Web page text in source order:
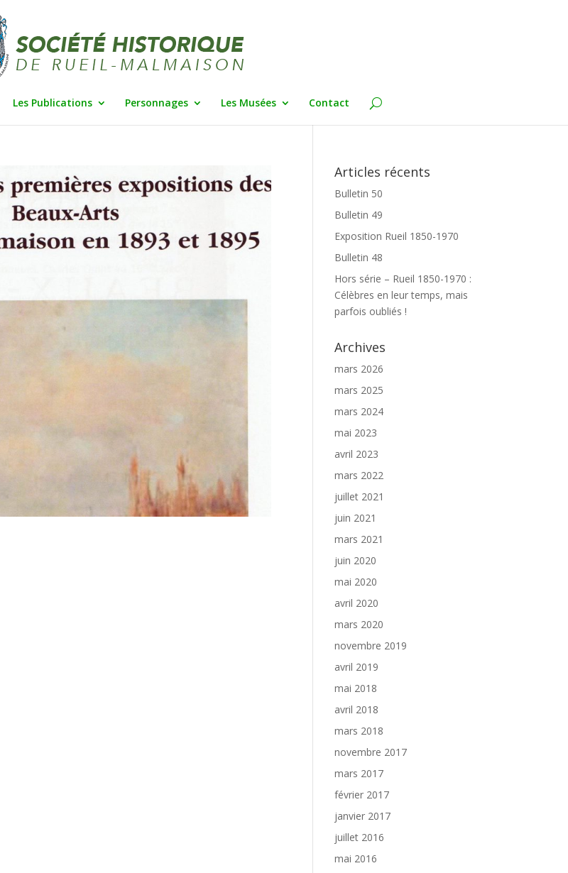
Les Publications Personnages Les Musées Contact
Articles récents
Bulletin 50
Bulletin 49
Exposition Rueil 1850-1970
Bulletin 48
Hors série – Rueil 1850-1970 :
Célèbres en leur temps, mais
parfois oubliés !
Archives
mars 2026
mars 2025
mars 2024
mai 2023
avril 2023
mars 2022
juillet 2021
juin 2021
mars 2021
juin 2020
mai 2020
avril 2020
mars 2020
novembre 2019
avril 2019
mai 2018
avril 2018
mars 2018
novembre 2017
mars 2017
février 2017
janvier 2017
juillet 2016
mai 2016